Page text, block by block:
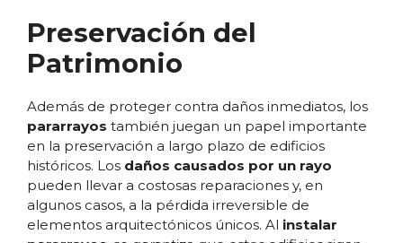
Preservación del
Patrimonio
Además de proteger contra daños inmediatos, los
pararrayos también juegan un papel importante
en la preservación a largo plazo de edificios
históricos. Los daños causados por un rayo
pueden llevar a costosas reparaciones y, en
algunos casos, a la pérdida irreversible de
elementos arquitectónicos únicos. Al instalar